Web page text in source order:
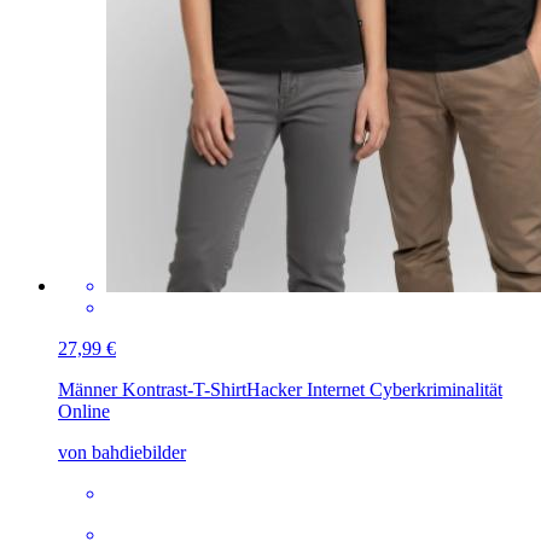
27,99 €
Männer Kontrast-T-ShirtHacker Internet Cyberkriminalität
Online
von bahdiebilder